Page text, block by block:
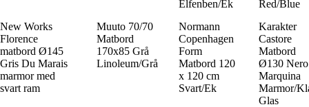
Elfenben/Ek
Red/Blue
New Works
Florence
matbord Ø145
Gris Du Marais
marmor med
svart ram
Muuto 70/70
Matbord
170x85 Grå
Linoleum/Grå
Normann
Copenhagen
Form
Matbord 120
x 120 cm
Svart/Ek
Karakter
Castore
Matbord
Ø130 Nero
Marquina
Marmor/
Glas